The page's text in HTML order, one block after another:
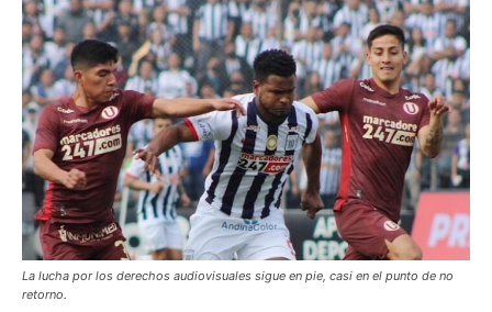
La lucha por los derechos audiovisuales sigue en pie, casi en el punto de no
retorno.